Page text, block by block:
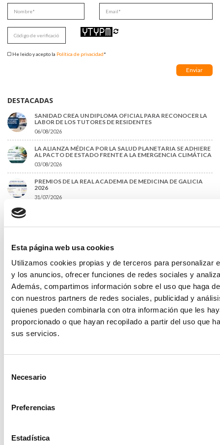
Esta página web usa cookies
Utilizamos cookies propias y de terceros para personalizar
y los anuncios, ofrecer funciones de redes sociales y
Además, compartimos información sobre el uso que haga
con nuestros partners de redes sociales, publicidad y
quienes pueden combinarla con otra información que les
proporcionado o que hayan recopilado a partir del uso que
sus servicios.
Necesario
Preferencias
Estadística
He leido y acepto la Política de privacidad*
DESTACADAS
SANIDAD CREA UN DIPLOMA OFICIAL PARA RECONOCER LA
LABOR DE LOS TUTORES DE RESIDENTES
06/08/2026
LA ALIANZA MÉDICA POR LA SALUD PLANETARIA SE ADHIERE
AL PACTO DE ESTADO FRENTE A LA EMERGENCIA CLIMÁTICA
03/08/2026
PREMIOS DE LA REAL ACADEMIA DE MEDICINA DE GALICIA
2026
31/07/2026
PASARELA AL RETA
EL COLEGIO MÉDICO DE OURENSE CONVOCA EL I CERTAMEN
DE CASOS CLÍNICOS PARA MÉDICOS INTERNOS RESIDENTES
(MIR)
22/07/2026
TRÁFICO SUPRIME LAS EXENCIONES MÉDICAS PARA EL USO
DEL CASCO Y DEL CINTURÓN DE SEGURIDAD
13/07/2026
EL AUMENTO DE PRIMAS A MUFACE NO MEJORA LAS
CONDICIONES DE LOS MÉDICOS QUE ATIENDEN A
MUTUALISTAS
URGENCIAS DEL CHUO
INFORME SOBRE LA CONSOLIDACIÓN DE GRADO A LAS/LOS
COLEGIADAS/OS EN ACTIVO QUE HAN EJERCIDO O EJERCEN